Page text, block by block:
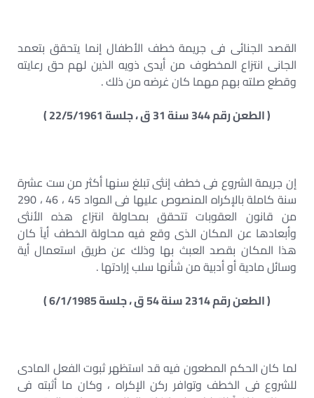
القصد الجنائى فى جريمة خطف الأطفال إنما يتحقق بتعمد
الجانى انتزاع المخطوف من أيدى ذويه الذين لهم حق رعايته
وقطع صلته بهم مهما كان غرضه من ذلك .
( الطعن رقم 344 سنة 31 ق ، جلسة 22/5/1961 )
إن جريمة الشروع فى خطف إنثى تبلغ سنها أكثر من ست عشرة
سنة كاملة بالإكراه المنصوص عليها فى المواد 45 ، 46 ، 290
من قانون العقوبات تتحقق بمحاولة انتزاع هذه الأنثى
وأبعادها عن المكان الذى وقع فيه محاولة الخطف أياً كان
هذا المكان بقصد العبث بها وذلك عن طريق استعمال أية
وسائل مادية أو أدبية من شأنها سلب إرادتها .
( الطعن رقم 2314 سنة 54 ق ، جلسة 6/1/1985 )
لما كان الحكم المطعون فيه قد استظهر ثبوت الفعل المادى
للشروع فى الخطف وتوافر ركن الإكراه ، وكان ما أثبته فى